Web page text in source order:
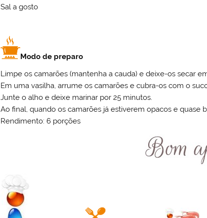
Sal a gosto
Modo de preparo
Limpe os camarões (mantenha a cauda) e deixe-os secar
Em uma vasilha, arrume os camarões e cubra-os com o
Junte o alho e deixe marinar por 25 minutos.
Ao final, quando os camarões já estiverem opacos e quase
Rendimento: 6 porções